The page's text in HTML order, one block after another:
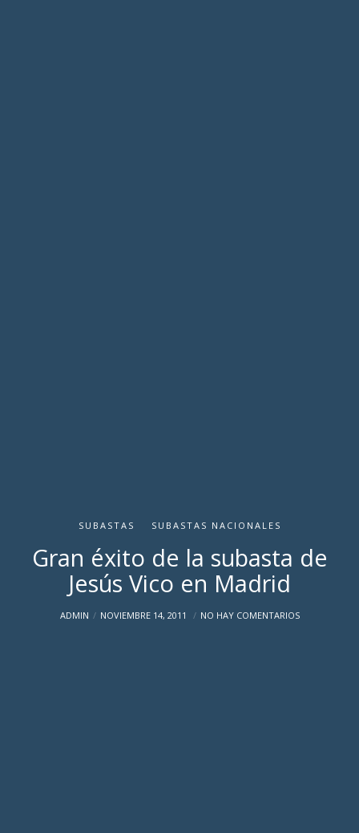
SUBASTAS SUBASTAS NACIONALES
Gran éxito de la subasta de
Jesús Vico en Madrid
ADMIN NOVIEMBRE 14, 2011 NO HAY COMENTARIOS